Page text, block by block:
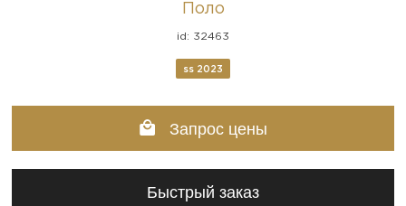
Поло
id: 32463
ss 2023
Запрос цены
Быстрый заказ